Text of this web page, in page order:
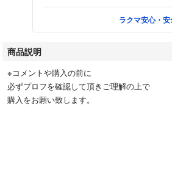
ラクマ安心・
商品説明
※コメントや購入の前に
必ずプロフを確認して頂きご理解の上で
購入をお願い致します。